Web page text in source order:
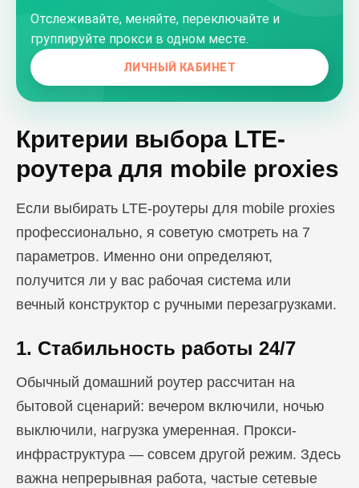
Отслеживайте, меняйте, переключайте и
группируйте прокси в одном месте.
ЛИЧНЫЙ КАБИНЕТ
Критерии выбора LTE-
роутера для mobile proxies
Если выбирать LTE-роутеры для mobile proxies
профессионально, я советую смотреть на 7
параметров. Именно они определяют,
получится ли у вас рабочая система или
вечный конструктор с ручными перезагрузками.
1. Стабильность работы 24/7
Обычный домашний роутер рассчитан на
бытовой сценарий: вечером включили, ночью
выключили, нагрузка умеренная. Прокси-
инфраструктура — совсем другой режим. Здесь
важна непрерывная работа, частые сетевые